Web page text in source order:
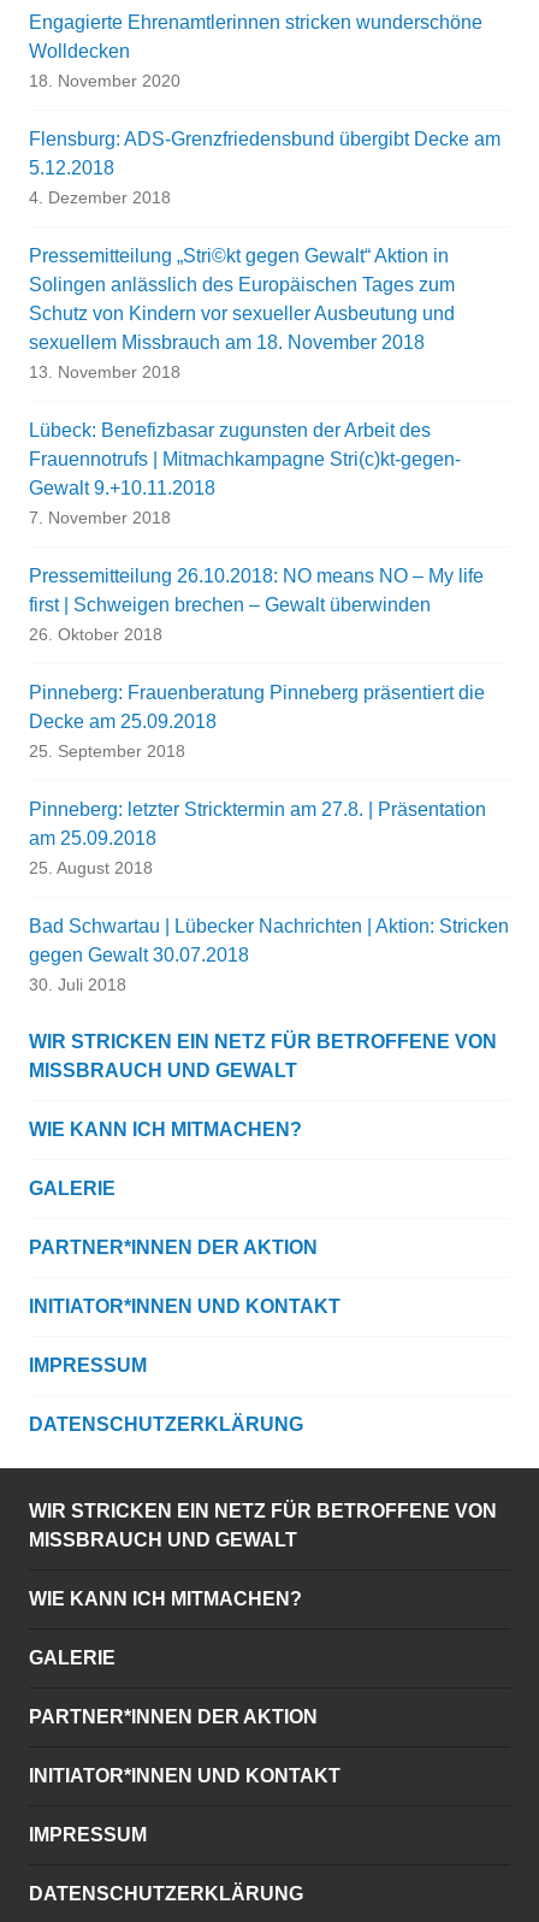
Engagierte Ehrenamtlerinnen stricken wunderschöne
Wolldecken
18. November 2020
Flensburg: ADS-Grenzfriedensbund übergibt Decke am
5.12.2018
4. Dezember 2018
Pressemitteilung „Stri©kt gegen Gewalt“ Aktion in
Solingen anlässlich des Europäischen Tages zum
Schutz von Kindern vor sexueller Ausbeutung und
sexuellem Missbrauch am 18. November 2018
13. November 2018
Lübeck: Benefizbasar zugunsten der Arbeit des
Frauennotrufs | Mitmachkampagne Stri(c)kt-gegen-
Gewalt 9.+10.11.2018
7. November 2018
Pressemitteilung 26.10.2018: NO means NO – My life
first | Schweigen brechen – Gewalt überwinden
26. Oktober 2018
Pinneberg: Frauenberatung Pinneberg präsentiert die
Decke am 25.09.2018
25. September 2018
Pinneberg: letzter Stricktermin am 27.8. | Präsentation
am 25.09.2018
25. August 2018
Bad Schwartau | Lübecker Nachrichten | Aktion: Stricken
gegen Gewalt 30.07.2018
30. Juli 2018
WIR STRICKEN EIN NETZ FÜR BETROFFENE VON
MISSBRAUCH UND GEWALT
WIE KANN ICH MITMACHEN?
GALERIE
PARTNER*INNEN DER AKTION
INITIATOR*INNEN UND KONTAKT
IMPRESSUM
DATENSCHUTZERKLÄRUNG
WIR STRICKEN EIN NETZ FÜR BETROFFENE VON
MISSBRAUCH UND GEWALT
WIE KANN ICH MITMACHEN?
GALERIE
PARTNER*INNEN DER AKTION
INITIATOR*INNEN UND KONTAKT
IMPRESSUM
DATENSCHUTZERKLÄRUNG